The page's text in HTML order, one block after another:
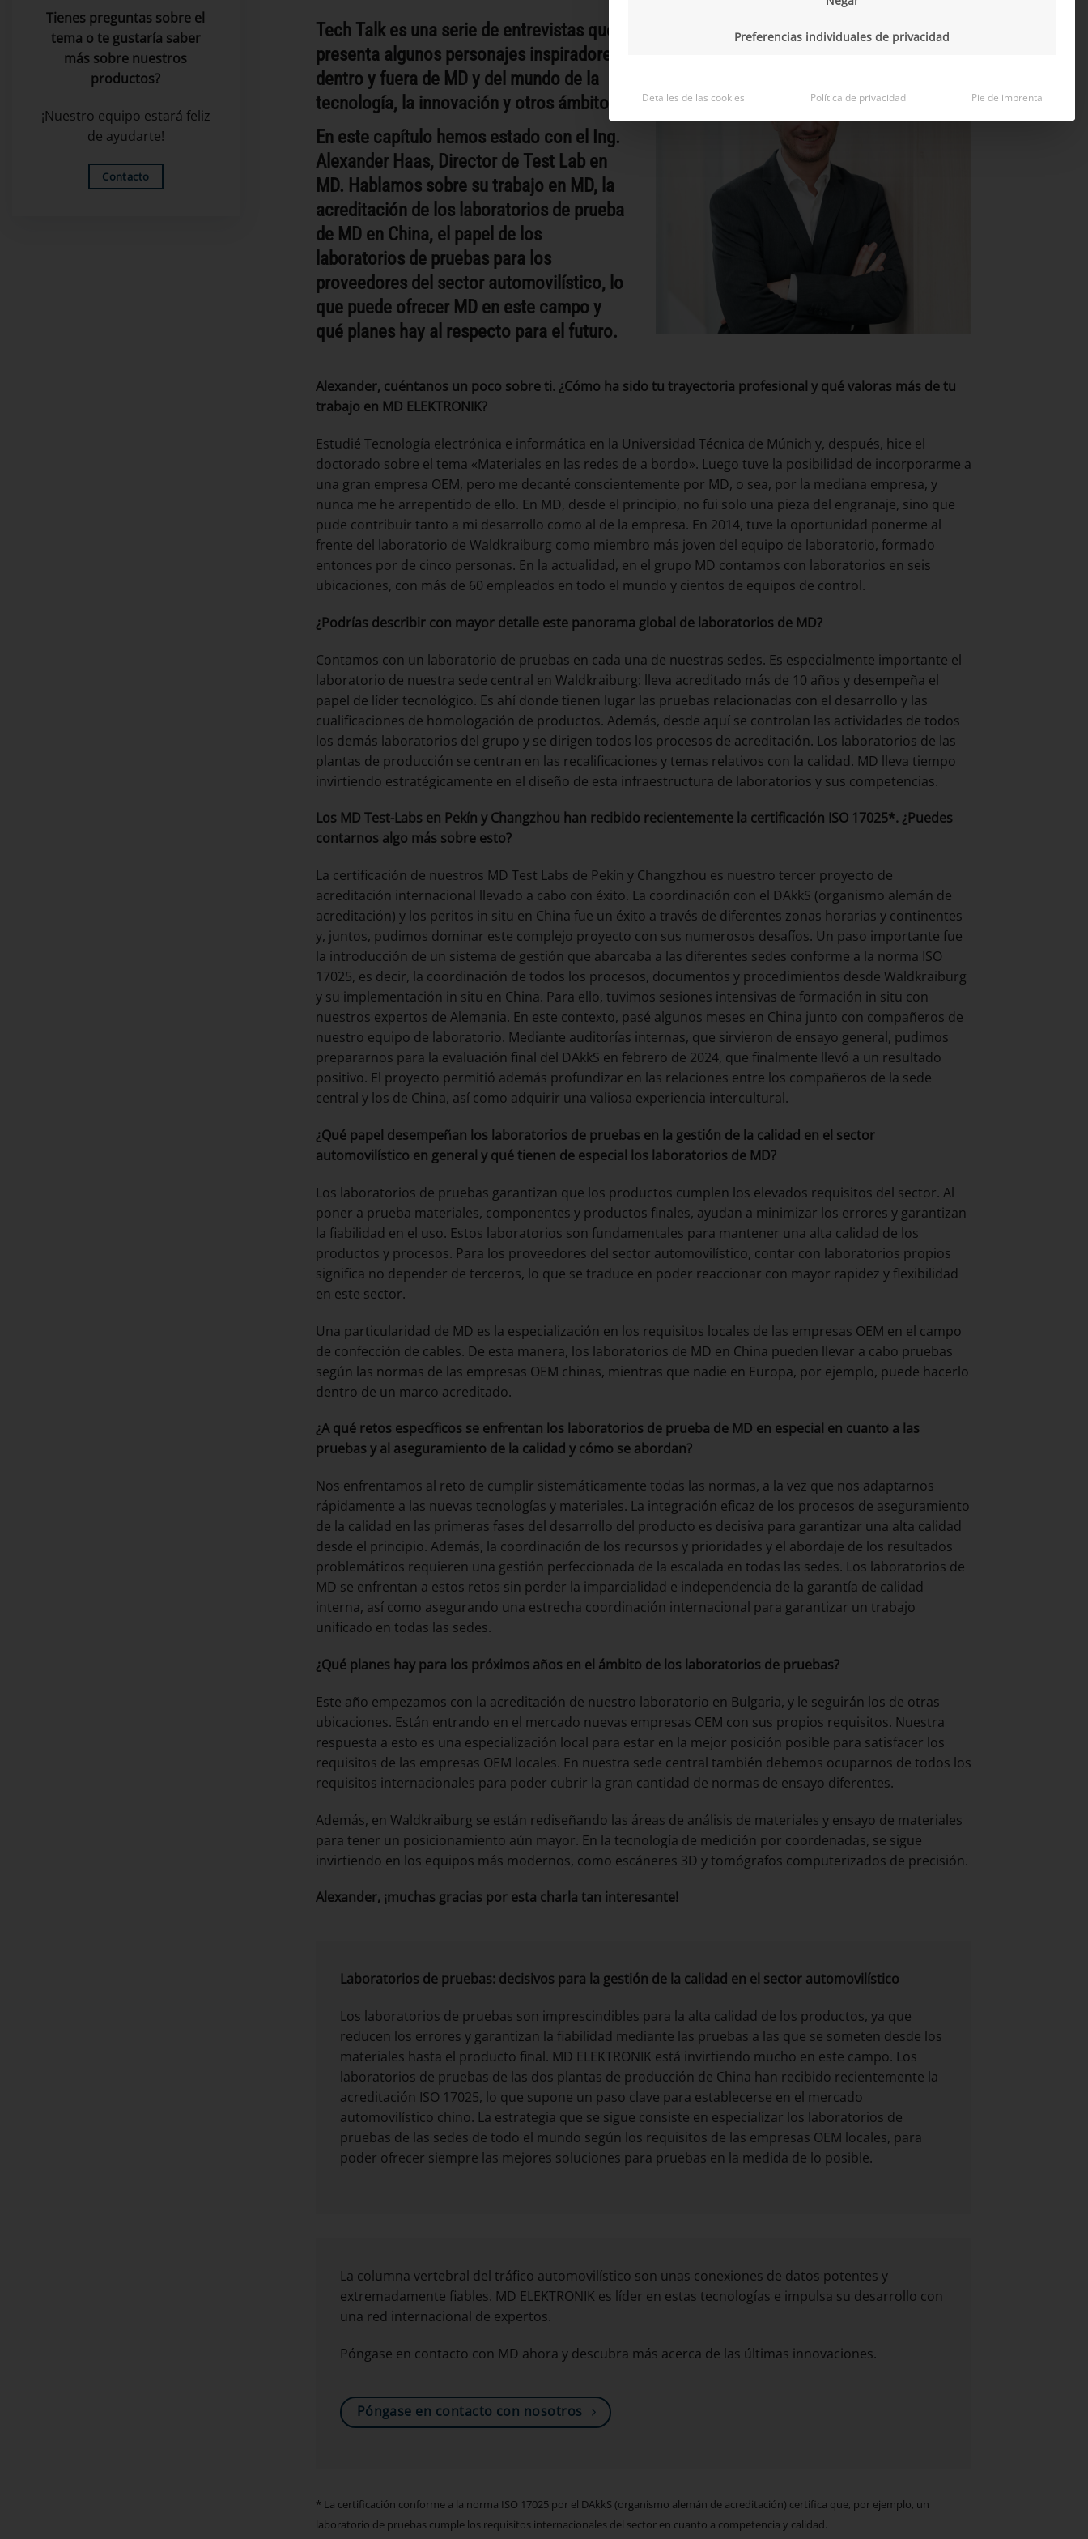
Tienes preguntas sobre el
tema o te gustaría saber
más sobre nuestros
productos?
¡Nuestro equipo estará feliz
de ayudarte!
Contacto
Tech Talk es una serie de entrevistas que
presenta algunos personajes inspiradores
dentro y fuera de MD y del mundo de la
tecnología, la innovación y otros ámbitos.
En este capítulo hemos estado con el Ing.
Alexander Haas, Director de Test Lab en
MD. Hablamos sobre su trabajo en MD, la
acreditación de los laboratorios de prueba
de MD en China, el papel de los
laboratorios de pruebas para los
proveedores del sector automovilístico, lo
que puede ofrecer MD en este campo y
qué planes hay al respecto para el futuro.
Alexander, cuéntanos un poco sobre ti. ¿Cómo ha sido tu trayectoria profesional y qué valoras más de tu
trabajo en MD ELEKTRONIK?
Estudié Tecnología electrónica e informática en la Universidad Técnica de Múnich y, después, hice el
doctorado sobre el tema «Materiales en las redes de a bordo». Luego tuve la posibilidad de incorporarme a
una gran empresa OEM, pero me decanté conscientemente por MD, o sea, por la mediana empresa, y
nunca me he arrepentido de ello. En MD, desde el principio, no fui solo una pieza del engranaje, sino que
pude contribuir tanto a mi desarrollo como al de la empresa. En 2014, tuve la oportunidad ponerme al
frente del laboratorio de Waldkraiburg como miembro más joven del equipo de laboratorio, formado
entonces por de cinco personas. En la actualidad, en el grupo MD contamos con laboratorios en seis
ubicaciones, con más de 60 empleados en todo el mundo y cientos de equipos de control.
¿Podrías describir con mayor detalle este panorama global de laboratorios de MD?
Contamos con un laboratorio de pruebas en cada una de nuestras sedes. Es especialmente importante el
laboratorio de nuestra sede central en Waldkraiburg: lleva acreditado más de 10 años y desempeña el
papel de líder tecnológico. Es ahí donde tienen lugar las pruebas relacionadas con el desarrollo y las
cualificaciones de homologación de productos. Además, desde aquí se controlan las actividades de todos
los demás laboratorios del grupo y se dirigen todos los procesos de acreditación. Los laboratorios de las
plantas de producción se centran en las recalificaciones y temas relativos con la calidad. MD lleva tiempo
invirtiendo estratégicamente en el diseño de esta infraestructura de laboratorios y sus competencias.
Los MD Test-Labs en Pekín y Changzhou han recibido recientemente la certificación ISO 17025*. ¿Puedes
contarnos algo más sobre esto?
La certificación de nuestros MD Test Labs de Pekín y Changzhou es nuestro tercer proyecto de
acreditación internacional llevado a cabo con éxito. La coordinación con el DAkkS (organismo alemán de
acreditación) y los peritos in situ en China fue un éxito a través de diferentes zonas horarias y continentes
y, juntos, pudimos dominar este complejo proyecto con sus numerosos desafíos. Un paso importante fue
la introducción de un sistema de gestión que abarcaba a las diferentes sedes conforme a la norma ISO
17025, es decir, la coordinación de todos los procesos, documentos y procedimientos desde Waldkraiburg
y su implementación in situ en China. Para ello, tuvimos sesiones intensivas de formación in situ con
nuestros expertos de Alemania. En este contexto, pasé algunos meses en China junto con compañeros de
nuestro equipo de laboratorio. Mediante auditorías internas, que sirvieron de ensayo general, pudimos
prepararnos para la evaluación final del DAkkS en febrero de 2024, que finalmente llevó a un resultado
positivo. El proyecto permitió además profundizar en las relaciones entre los compañeros de la sede
central y los de China, así como adquirir una valiosa experiencia intercultural.
¿Qué papel desempeñan los laboratorios de pruebas en la gestión de la calidad en el sector
automovilístico en general y qué tienen de especial los laboratorios de MD?
Los laboratorios de pruebas garantizan que los productos cumplen los elevados requisitos del sector. Al
poner a prueba materiales, componentes y productos finales, ayudan a minimizar los errores y garantizan
la fiabilidad en el uso. Estos laboratorios son fundamentales para mantener una alta calidad de los
productos y procesos. Para los proveedores del sector automovilístico, contar con laboratorios propios
significa no depender de terceros, lo que se traduce en poder reaccionar con mayor rapidez y flexibilidad
en este sector.
Una particularidad de MD es la especialización en los requisitos locales de las empresas OEM en el campo
de confección de cables. De esta manera, los laboratorios de MD en China pueden llevar a cabo pruebas
según las normas de las empresas OEM chinas, mientras que nadie en Europa, por ejemplo, puede hacerlo
dentro de un marco acreditado.
¿A qué retos específicos se enfrentan los laboratorios de prueba de MD en especial en cuanto a las
pruebas y al aseguramiento de la calidad y cómo se abordan?
Nos enfrentamos al reto de cumplir sistemáticamente todas las normas, a la vez que nos adaptarnos
rápidamente a las nuevas tecnologías y materiales. La integración eficaz de los procesos de aseguramiento
de la calidad en las primeras fases del desarrollo del producto es decisiva para garantizar una alta calidad
desde el principio. Además, la coordinación de los recursos y prioridades y el abordaje de los resultados
problemáticos requieren una gestión perfeccionada de la escalada en todas las sedes. Los laboratorios de
MD se enfrentan a estos retos sin perder la imparcialidad e independencia de la garantía de calidad
interna, así como asegurando una estrecha coordinación internacional para garantizar un trabajo
unificado en todas las sedes.
¿Qué planes hay para los próximos años en el ámbito de los laboratorios de pruebas?
Este año empezamos con la acreditación de nuestro laboratorio en Bulgaria, y le seguirán los de otras
ubicaciones. Están entrando en el mercado nuevas empresas OEM con sus propios requisitos. Nuestra
respuesta a esto es una especialización local para estar en la mejor posición posible para satisfacer los
requisitos de las empresas OEM locales. En nuestra sede central también debemos ocuparnos de todos los
requisitos internacionales para poder cubrir la gran cantidad de normas de ensayo diferentes.
Además, en Waldkraiburg se están rediseñando las áreas de análisis de materiales y ensayo de materiales
para tener un posicionamiento aún mayor. En la tecnología de medición por coordenadas, se sigue
invirtiendo en los equipos más modernos, como escáneres 3D y tomógrafos computerizados de precisión.
Alexander, ¡muchas gracias por esta charla tan interesante!
Laboratorios de pruebas: decisivos para la gestión de la calidad en el sector automovilístico
Los laboratorios de pruebas son imprescindibles para la alta calidad de los productos, ya que
reducen los errores y garantizan la fiabilidad mediante las pruebas a las que se someten desde los
materiales hasta el producto final. MD ELEKTRONIK está invirtiendo mucho en este campo. Los
laboratorios de pruebas de las dos plantas de producción de China han recibido recientemente la
acreditación ISO 17025, lo que supone un paso clave para establecerse en el mercado
automovilístico chino. La estrategia que se sigue consiste en especializar los laboratorios de
pruebas de las sedes de todo el mundo según los requisitos de las empresas OEM locales, para
poder ofrecer siempre las mejores soluciones para pruebas en la medida de lo posible.
La columna vertebral del tráfico automovilístico son unas conexiones de datos potentes y
extremadamente fiables. MD ELEKTRONIK es líder en estas tecnologías e impulsa su desarrollo con
una red internacional de expertos.
Póngase en contacto con MD ahora y descubra más acerca de las últimas innovaciones.
Póngase en contacto con nosotros
* La certificación conforme a la norma ISO 17025 por el DAkkS (organismo alemán de acreditación) certifica que, por ejemplo, un
laboratorio de pruebas cumple los requisitos internacionales del sector en cuanto a competencia y calidad.
Preferencias individuales de privacidad
Detalles de las cookies Política de privacidad Pie de imprenta